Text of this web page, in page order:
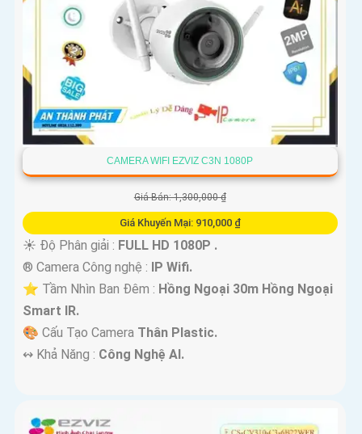
CAMERA WIFI EZVIZ C3N 1080P
Giá Bán: 1,300,000 ₫
Giá Khuyến Mại: 910,000 ₫
☀️ Độ Phân giải : FULL HD 1080P .
®️ Camera Công nghệ :
IP Wifi.
⭐ Tầm Nhìn Ban Đêm : Hồng Ngoại 30m Hồng Ngoại
Smart IR.
🎨 Cấu Tạo Camera Thân Plastic.
️↭ Khả Năng : Công Nghệ AI.